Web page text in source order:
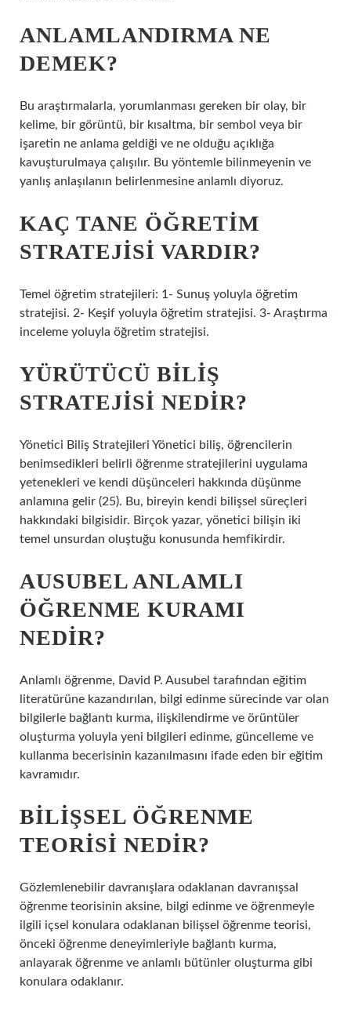
ANLAMLANDIRMA NE
DEMEK?
Bu araştırmalarla, yorumlanması gereken bir olay, bir
kelime, bir görüntü, bir kısaltma, bir sembol veya bir
işaretin ne anlama geldiği ve ne olduğu açıklığa
kavuşturulmaya çalışılır. Bu yöntemle bilinmeyenin ve
yanlış anlaşılanın belirlenmesine anlamlı diyoruz.
KAÇ TANE ÖĞRETIM
STRATEJISI VARDIR?
Temel öğretim stratejileri: 1- Sunuş yoluyla öğretim
stratejisi. 2- Keşif yoluyla öğretim stratejisi. 3- Araştırma
inceleme yoluyla öğretim stratejisi.
YÜRÜTÜCÜ BILIŞ
STRATEJISI NEDIR?
Yönetici Biliş Stratejileri Yönetici biliş, öğrencilerin
benimsedikleri belirli öğrenme stratejilerini uygulama
yetenekleri ve kendi düşünceleri hakkında düşünme
anlamına gelir (25). Bu, bireyin kendi bilişsel süreçleri
hakkındaki bilgisidir. Birçok yazar, yönetici bilişin iki
temel unsurdan oluştuğu konusunda hemfikirdir.
AUSUBEL ANLAMLI
ÖĞRENME KURAMI
NEDIR?
Anlamlı öğrenme, David P. Ausubel tarafından eğitim
literatürüne kazandırılan, bilgi edinme sürecinde var olan
bilgilerle bağlantı kurma, ilişkilendirme ve örüntüler
oluşturma yoluyla yeni bilgileri edinme, güncelleme ve
kullanma becerisinin kazanılmasını ifade eden bir eğitim
kavramıdır.
BILIŞSEL ÖĞRENME
TEORISI NEDIR?
Gözlemlenebilir davranışlara odaklanan davranışsal
öğrenme teorisinin aksine, bilgi edinme ve öğrenmeyle
ilgili içsel konulara odaklanan bilişsel öğrenme teorisi,
önceki öğrenme deneyimleriyle bağlantı kurma,
anlayarak öğrenme ve anlamlı bütünler oluşturma gibi
konulara odaklanır.